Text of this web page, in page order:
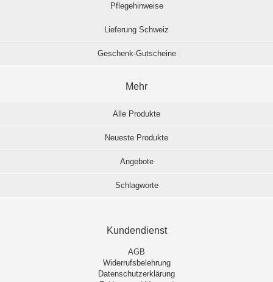
Pflegehinweise
Lieferung Schweiz
Geschenk-Gutscheine
Mehr
Alle Produkte
Neueste Produkte
Angebote
Schlagworte
Kundendienst
AGB
Widerrufsbelehrung
Datenschutzerklärung